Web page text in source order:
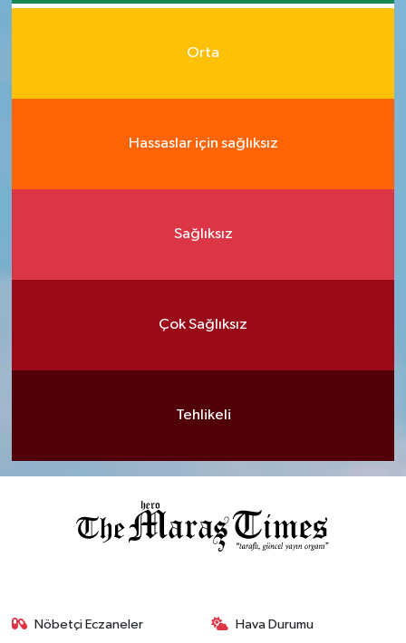
Orta
Hassaslar için sağlıksız
Sağlıksız
Çok Sağlıksız
Tehlikeli
Nöbetçi Eczaneler Hava Durumu